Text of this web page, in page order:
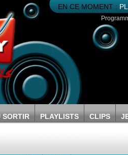
EN CE MOMENT :
SORTIR PLAYLISTS CLIPS